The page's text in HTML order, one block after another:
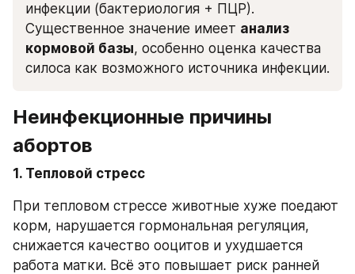
инфекции (бактериология + ПЦР).
Существенное значение имеет анализ
кормовой базы, особенно оценка качества
силоса как возможного источника инфекции.
Неинфекционные причины
абортов
1. Тепловой стресс
При тепловом стрессе животные хуже поедают
корм, нарушается гормональная регуляция,
снижается качество ооцитов и ухудшается
работа матки. Всё это повышает риск ранней